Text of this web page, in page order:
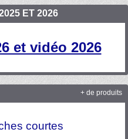
ET 2026
et vidéo 2026
courtes
+ de produits